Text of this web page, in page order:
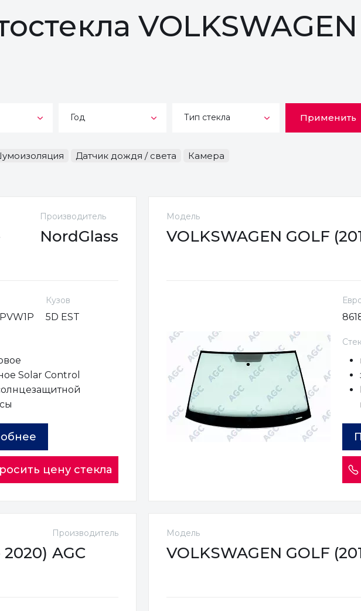
VOLKSWAGEN
Год Тип стекла Применить
Датчик дождя / света Камера
Производитель
NordGlass
Кузов
5D EST
Solar Control
цену стекла
Модель
VOLKSWAGEN GOLF
2020)
Производитель
AGC
Модель
VOLKSWAGEN GOLF